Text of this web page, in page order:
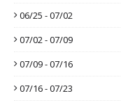
06/25 - 07/02
07/02 - 07/09
07/09 - 07/16
07/16 - 07/23